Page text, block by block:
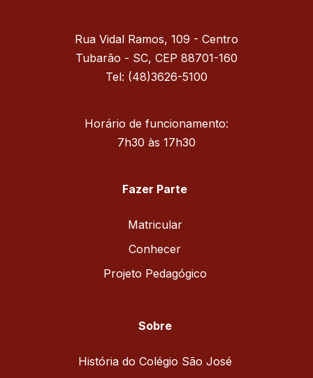
Rua Vidal Ramos, 109 - Centro
Tubarão - SC, CEP 88701-160
Tel: (48)3626-5100
Horário de funcionamento:
7h30 às 17h30
Fazer Parte
Matricular
Conhecer
Projeto Pedagógico
Sobre
História do Colégio São José